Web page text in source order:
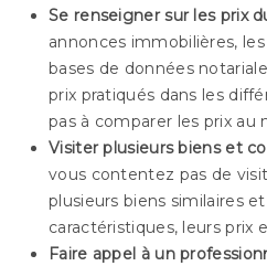
Se renseigner sur les prix
annonces immobilières,
bases de données
prix pratiqués dans les
pas à comparer les prix au
Visiter plusieurs biens et
vous contentez pas de
plusieurs biens similaires
caractéristiques, leurs prix
Faire appel à un